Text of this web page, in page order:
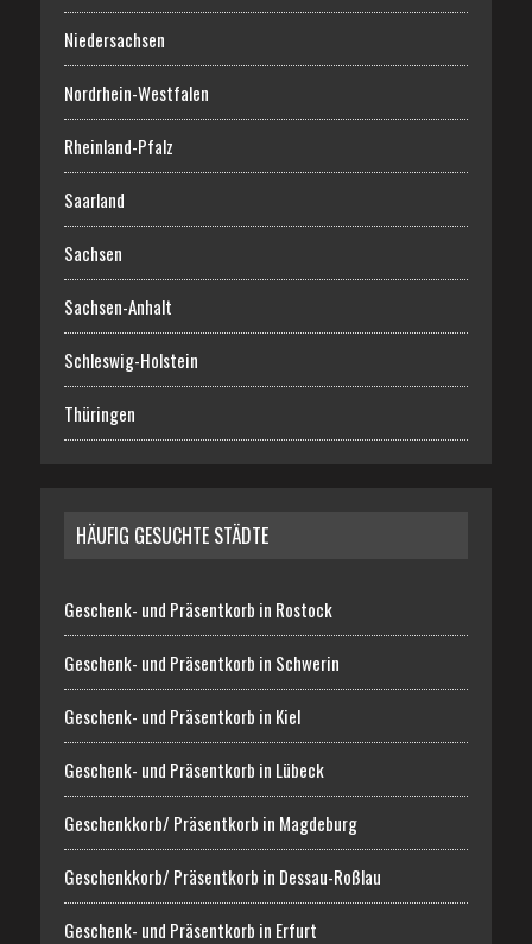
Niedersachsen
Nordrhein-Westfalen
Rheinland-Pfalz
Saarland
Sachsen
Sachsen-Anhalt
Schleswig-Holstein
Thüringen
HÄUFIG GESUCHTE STÄDTE
Geschenk- und Präsentkorb in Rostock
Geschenk- und Präsentkorb in Schwerin
Geschenk- und Präsentkorb in Kiel
Geschenk- und Präsentkorb in Lübeck
Geschenkkorb/ Präsentkorb in Magdeburg
Geschenkkorb/ Präsentkorb in Dessau-Roßlau
Geschenk- und Präsentkorb in Erfurt